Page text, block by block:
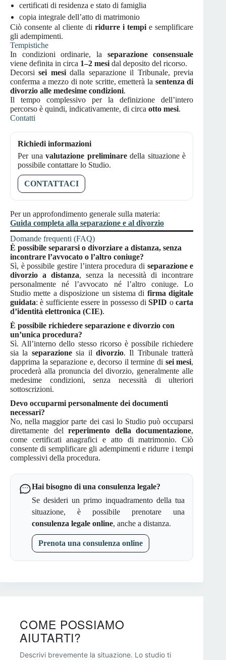
certificati di residenza e stato di famiglia
copia integrale dell’atto di matrimonio
Ciò consente al cliente di ridurre i tempie semplificare
gli adempimenti.
Tempistiche
In condizioni ordinarie, la separazione consensuale
viene definita in circa 1–2 mesi dal deposito del ricorso.
Decorsisei mesidalla separazione il Tribunale, previa
conferma a mezzo di note scritte, emetterà la sentenza di
divorzio alle medesime condizioni.
Il tempo complessivo per la definizione dell’intero
percorso è quindi, indicativamente, di circa otto mesi.
Contatti
Richiedi informazioni
Per unavalutazione preliminaredella situazione è
possibile contattare lo Studio.
CONTATTACI
Per un approfondimento generale sulla materia:
Guida completa alla separazione e al divorzio
Domande frequenti (FAQ)
È possibile separarsi o divorziare a distanza, senza
incontrare l’avvocato o l’altro coniuge?
Sì, è possibile gestire l’intera procedura di separazione e
divorzio a distanza, senza la necessità di incontrare
personalmente né l’avvocato né l’altro coniuge. Lo
Studio mette a disposizione un sistema di firma digitale
guidata: è sufficiente essere in possesso diSPID ocarta
d’identità elettronica (CIE).
È possibile richiedere separazione e divorzio con
un’unica procedura?
Sì. All’interno dello stesso ricorso è possibile richiedere
sia la separazionesia il divorzio. Il Tribunale tratterà
dapprima la separazione e, decorso il termine di sei mesi,
procederà alla pronuncia del divorzio, generalmente alle
medesime condizioni, senza necessità di ulteriori
sottoscrizioni.
Devo occuparmi personalmente dei documenti
necessari?
No, nella maggior parte dei casi lo Studio può occuparsi
direttamente delreperimento della documentazione,
come certificati anagrafici e atto di matrimonio. Ciò
consente di semplificare gli adempimenti e ridurre i tempi
complessivi della procedura.
Hai bisogno di una consulenza legale?
Se desideri un primo inquadramento della tua
situazione, è possibile prenotare una
consulenza legale online, anche a distanza.
Prenota una consulenza online
COME POSSIAMO
AIUTARTI?
Descrivi brevemente la situazione. Lo studio ti